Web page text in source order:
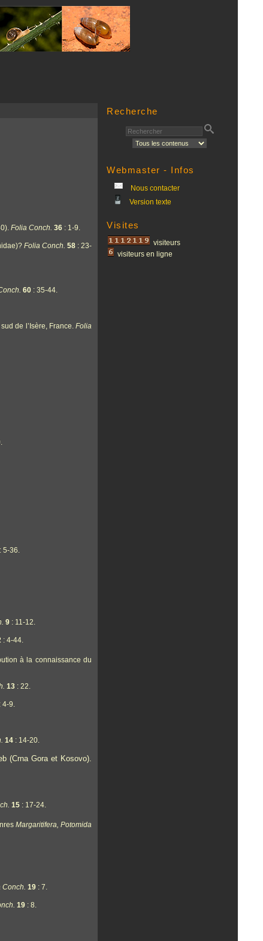
Folia Conch. 36 : 1-9.
Folia Conch. 58: 23-
60 : 35-44.
de l’Isère, France. Folia
: 5-36.
9 : 11-12.
: 4-44.
à la connaissance du
13 : 22.
: 4-9.
14 : 14-20.
(Crna Gora et Kosovo).
15 : 17-24.
Margaritifera, Potomida
Conch. 19 : 7.
19 : 8.
Recherche
Webmaster - Infos
Nous contacter
Version texte
Visites
visiteurs
visiteurs en ligne